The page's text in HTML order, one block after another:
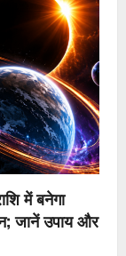
में बनेगा
जानें उपाय और